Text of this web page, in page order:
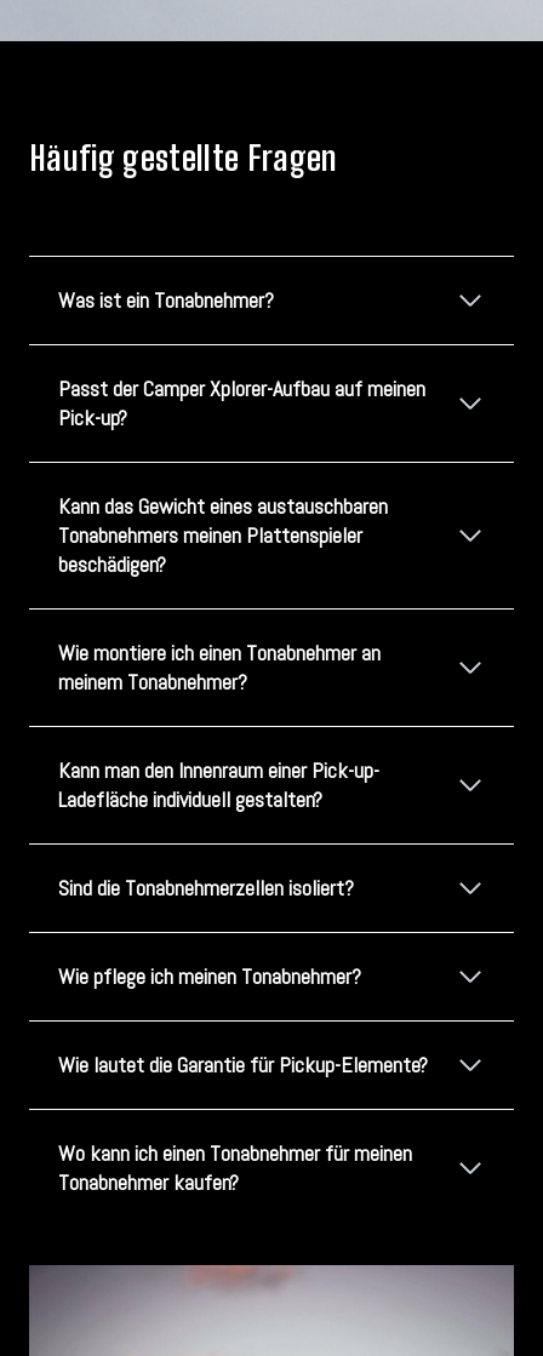
Häufig gestellte Fragen
Was ist ein Tonabnehmer?
Passt der Camper Xplorer-Aufbau auf meinen
Pick-up?
Kann das Gewicht eines austauschbaren
Tonabnehmers meinen Plattenspieler
beschädigen?
Wie montiere ich einen Tonabnehmer an
meinem Tonabnehmer?
Kann man den Innenraum einer Pick-up-
Ladefläche individuell gestalten?
Sind die Tonabnehmerzellen isoliert?
Wie pflege ich meinen Tonabnehmer?
Wie lautet die Garantie für Pickup-Elemente?
Wo kann ich einen Tonabnehmer für meinen
Tonabnehmer kaufen?